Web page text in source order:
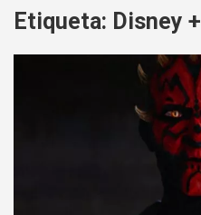
Etiqueta: Disney +